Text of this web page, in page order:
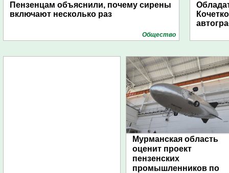
Пензенцам объяснили, почему сирены
включают несколько раз
Общество
Мурманская область
оценит проект
пензенских
промышленников по